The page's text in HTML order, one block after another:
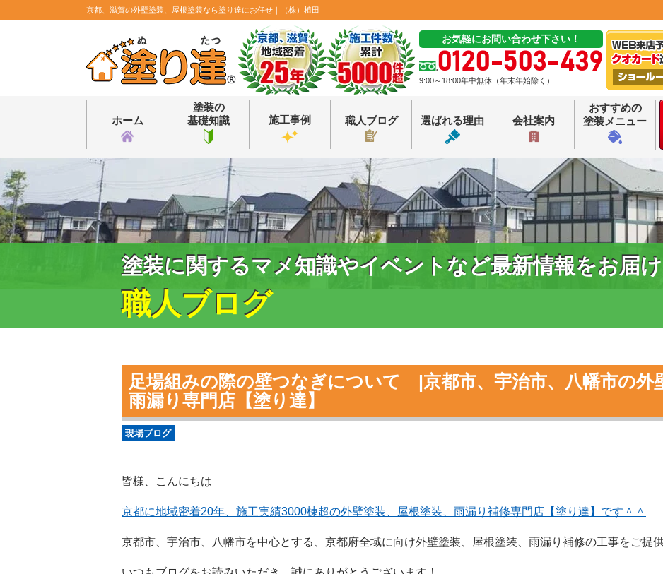
京都、滋賀の外壁塗装、屋根塗装なら塗り達にお任せ｜（株）植田
お気軽にお問い合わせ下さい！
0120-503-439
9:00～18:00年中無休（年末年始除く）
ホーム
塗装の
基礎知識
施工事例 職人ブログ 選ばれる理由 会社案内
おすすめの
塗装メニュー
塗装に関するマメ知識やイベントなど最新情報をお届け
職人ブログ
足場組みの際の壁つなぎについて |京都市、宇治市、八幡市の外
雨漏り専門店【塗り達】
現場ブログ
皆様、こんにちは
京都に地域密着20年、施工実績3000棟超の外壁塗装、屋根塗装、雨漏り補修専門店【塗り達】です＾＾
京都市、宇治市、八幡市を中心とする、京都府全域に向け外壁塗装、屋根塗装、雨漏り補修の工事をご提供